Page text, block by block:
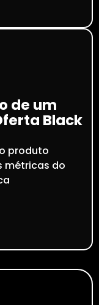
de um
Black
produto
métricas do